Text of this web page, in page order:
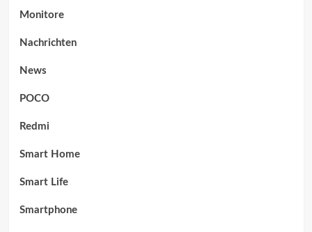
Monitore
Nachrichten
News
POCO
Redmi
Smart Home
Smart Life
Smartphone